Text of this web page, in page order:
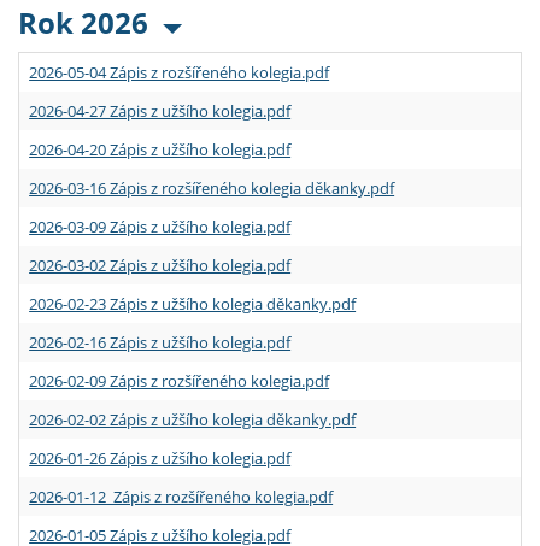
Rok 2026
2026-05-04 Zápis z rozšířeného kolegia.pdf
2026-04-27 Zápis z užšího kolegia.pdf
2026-04-20 Zápis z užšího kolegia.pdf
2026-03-16 Zápis z rozšířeného kolegia děkanky.pdf
2026-03-09 Zápis z užšího kolegia.pdf
2026-03-02 Zápis z užšího kolegia.pdf
2026-02-23 Zápis z užšího kolegia děkanky.pdf
2026-02-16 Zápis z užšího kolegia.pdf
2026-02-09 Zápis z rozšířeného kolegia.pdf
2026-02-02 Zápis z užšího kolegia děkanky.pdf
2026-01-26 Zápis z užšího kolegia.pdf
2026-01-12 Zápis z rozšířeného kolegia.pdf
2026-01-05 Zápis z užšího kolegia.pdf